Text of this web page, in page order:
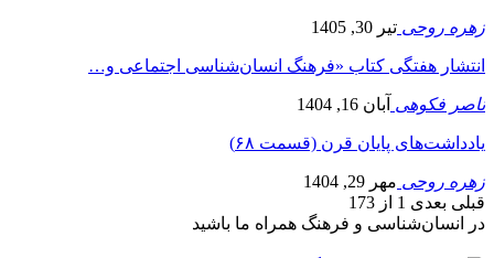
زهره روحی تیر 30, 1405
انتشار هفتگی کتاب «فرهنگ انسان‌شناسی اجتماعی و…
ناصر فکوهی آبان 16, 1404
یادداشت‌های پایان قرن (قسمت ۶۸)
زهره روحی مهر 29, 1404
قبلی بعدی 1 از 173
در انسان‌شناسی و فرهنگ همراه ما باشید